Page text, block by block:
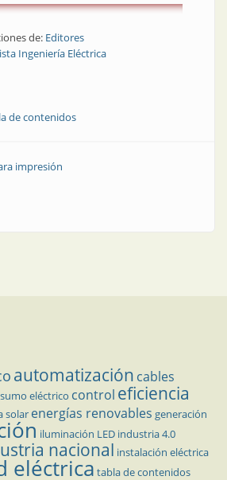
de: Editores
Ingeniería Eléctrica
de contenidos
impresión
automatización cables
eléctrico control eficiencia
solar energías renovables generación
iluminación LED industria 4.0
nacional instalación eléctrica
eléctrica tabla de contenidos